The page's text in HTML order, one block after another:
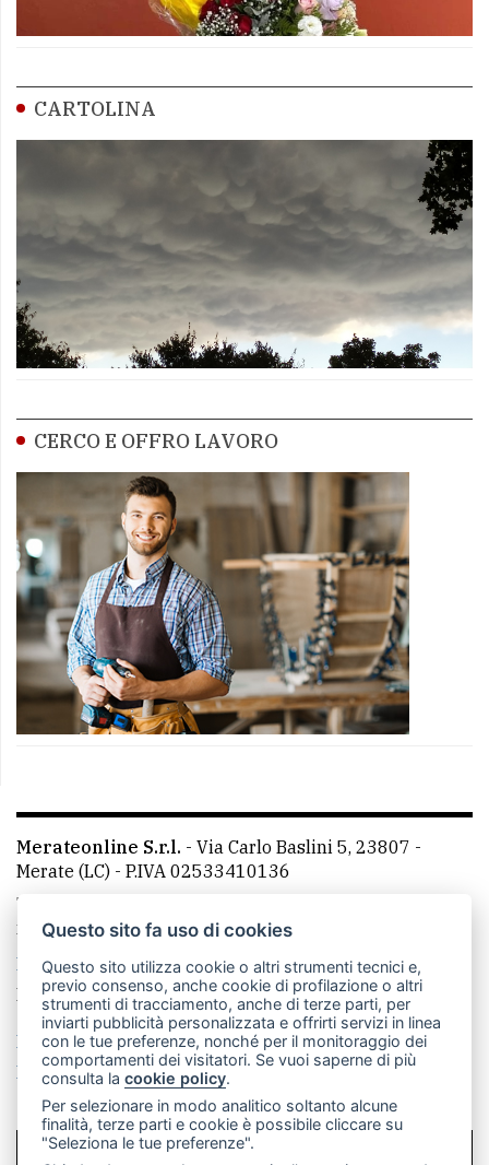
CARTOLINA
CERCO E OFFRO LAVORO
Merateonline S.r.l. - Via Carlo Baslini 5, 23807 -
Merate (LC) - P.IVA 02533410136
Telefono:
mail: redazione@merateonline.it
La redazione
CasateOnline LeccoOnline
RSS
Made by VIP
Privacy policy
Cookie policy
Rivedi le tue scelte sui cookie
SCRIVICI
Questo sito fa uso di cookies
Questo sito utilizza cookie o altri strumenti tecnici e,
previo consenso, anche cookie di profilazione o altri
strumenti di tracciamento, anche di terze parti, per
inviarti pubblicità personalizzata e offrirti servizi in linea
con le tue preferenze, nonché per il monitoraggio dei
comportamenti dei visitatori. Se vuoi saperne di più
consulta lacookie policy.
Per selezionare in modo analitico soltanto alcune
finalità, terze parti e cookie è possibile cliccare su
"Seleziona le tue preferenze".